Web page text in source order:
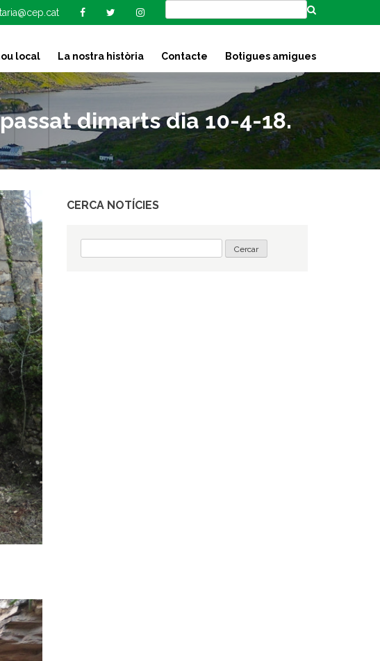
local La nostra història Contacte Botigues amigues
dimarts dia 10-4-18.
CERCA NOTÍCIES